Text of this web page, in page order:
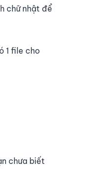
chữ nhật để
1 file cho
chưa biết